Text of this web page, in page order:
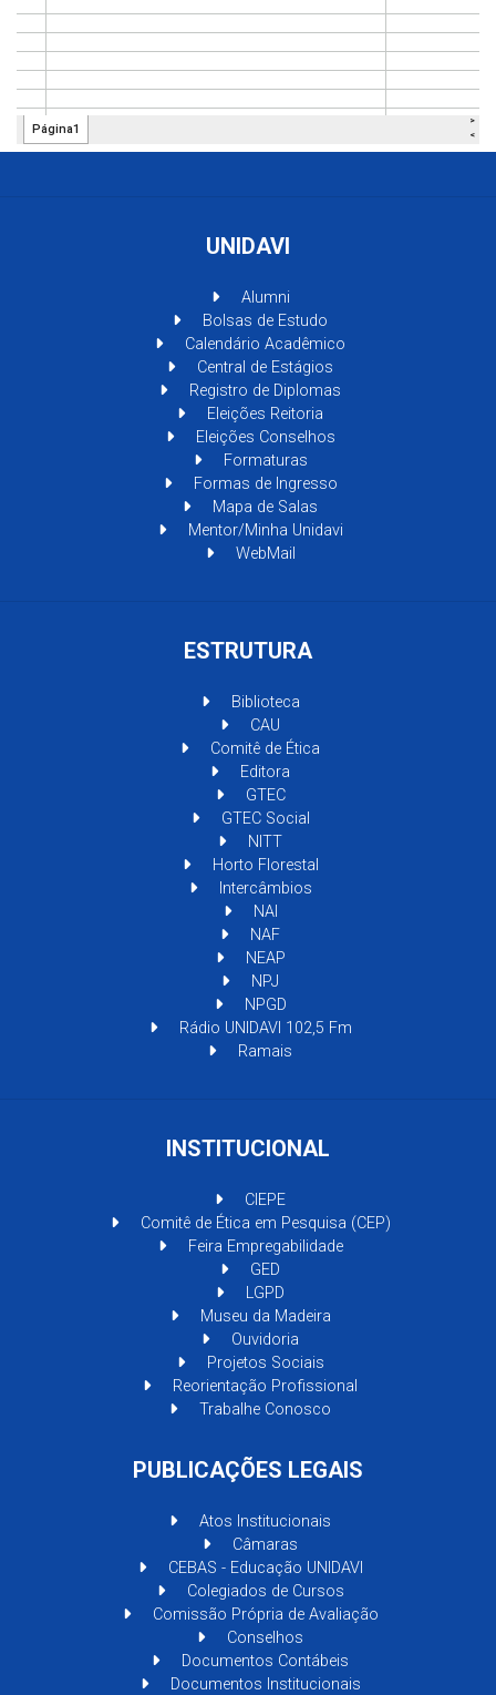
UNIDAVI
Alumni
Bolsas de Estudo
Calendário Acadêmico
Central de Estágios
Registro de Diplomas
Eleições Reitoria
Eleições Conselhos
Formaturas
Formas de Ingresso
Mapa de Salas
Mentor/Minha Unidavi
WebMail
ESTRUTURA
Biblioteca
CAU
Comitê de Ética
Editora
GTEC
GTEC Social
NITT
Horto Florestal
Intercâmbios
NAI
NAF
NEAP
NPJ
NPGD
Rádio UNIDAVI 102,5 Fm
Ramais
INSTITUCIONAL
CIEPE
Comitê de Ética em Pesquisa (CEP)
Feira Empregabilidade
GED
LGPD
Museu da Madeira
Ouvidoria
Projetos Sociais
Reorientação Profissional
Trabalhe Conosco
PUBLICAÇÕES LEGAIS
Atos Institucionais
Câmaras
CEBAS - Educação UNIDAVI
Colegiados de Cursos
Comissão Própria de Avaliação
Conselhos
Documentos Contábeis
Documentos Institucionais